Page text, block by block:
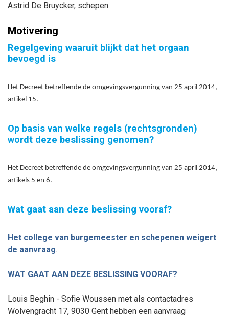
Astrid De Bruycker, schepen
Motivering
Regelgeving waaruit blijkt dat het orgaan
bevoegd is
Het Decreet betreffende de omgevingsvergunning van 25 april 2014,
artikel 15.
Op basis van welke regels (rechtsgronden)
wordt deze beslissing genomen?
Het Decreet betreffende de omgevingsvergunning van 25 april 2014,
artikels 5 en 6.
Wat gaat aan deze beslissing vooraf?
Het college van burgemeester en schepenen weigert
de aanvraag.
WAT GAAT AAN DEZE BESLISSING VOORAF?
Louis Beghin - Sofie Woussen met als contactadres
Wolvengracht 17, 9030 Gent hebben een aanvraag